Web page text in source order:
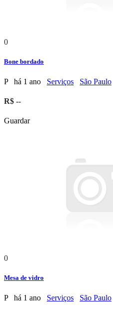
0
Bone bordado
P há 1 ano Serviços São Paulo
R$ --
Guardar
0
Mesa de vidro
P há 1 ano Serviços São Paulo